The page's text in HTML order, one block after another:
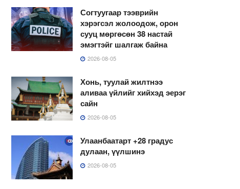
Согтуугаар тээврийн
хэрэгсэл жолоодож, орон
сууц мөргөсөн 38 настай
эмэгтэйг шалгаж байна
2026-08-05
Хонь, туулай жилтнээ
аливаа үйлийг хийхэд эерэг
сайн
2026-08-05
Улаанбаатарт +28 градус
дулаан, үүлшинэ
2026-08-05